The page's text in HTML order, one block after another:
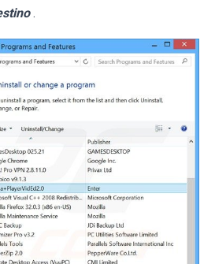
.